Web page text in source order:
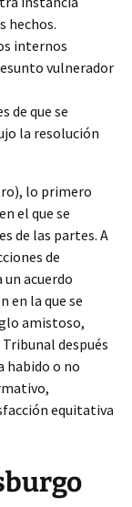
hechos.
internos
vulnerador
de que se
la resolución
lo primero
el que se
de las partes. A
de
acuerdo
en la que se
amistoso,
después
habido o no
equitativa